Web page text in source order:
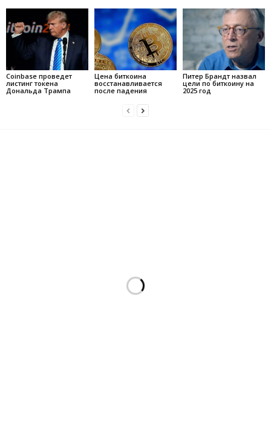
Coinbase проведет
листинг токена
Дональда Трампа
Цена биткоина
восстанавливается
после падения
Питер Брандт назвал
цели по биткоину на
2025 год